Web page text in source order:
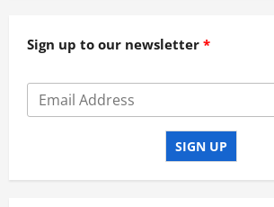
Sign up to our newsletter
SIGN UP